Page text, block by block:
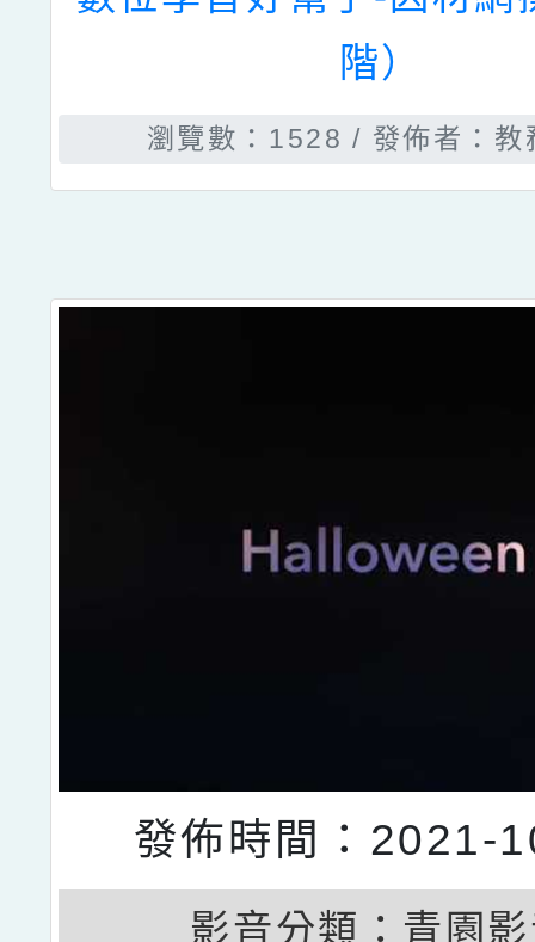
階）
瀏覽數：1528 發佈者：教
發佈時間：2021-
影音分類： 青園